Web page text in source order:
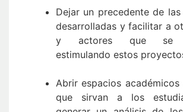
Dejar un precedente de
desarrolladas y facilitar a
y actores que se
estimulando estos
Abrir espacios
que sirvan a los